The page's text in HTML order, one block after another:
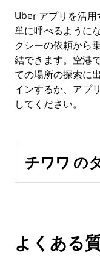
Uber アプリを活
単に呼べるように
クシーの依頼から
結できます。空港
ての場所の探索に
インするか、アプ
してください。
チワワ の
よくある